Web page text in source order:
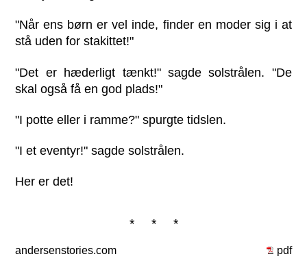
"Når ens børn er vel inde, finder en moder sig i at
stå uden for stakittet!"
"Det er hæderligt tænkt!" sagde solstrålen. "De
skal også få en god plads!"
"I potte eller i ramme?" spurgte tidslen.
"I et eventyr!" sagde solstrålen.
Her er det!
* * *
andersenstories.com pdf